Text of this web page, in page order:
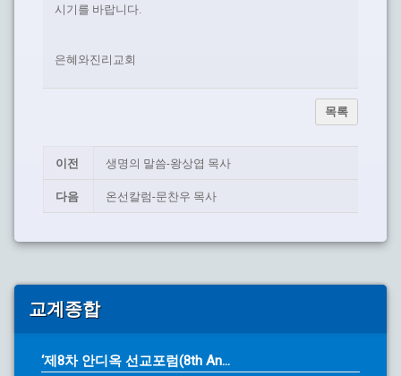
시기를 바랍니다.
은혜와진리교회
목록
이전 생명의 말씀-왕상엽 목사
다음 온선칼럼-문찬우 목사
교계종합
‘제8차 안디옥 선교포럼(8th An...